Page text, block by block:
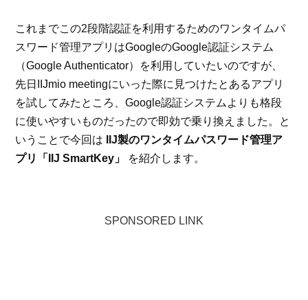
これまでこの2段階認証を利用するためのワンタイムパ
スワード管理アプリはGoogleのGoogle認証システム
（Google Authenticator）を利用していたいのですが、
先日IIJmio meetingにいった際に見つけたとあるアプリ
を試してみたところ、Google認証システムよりも格段
に使いやすいものだったので即効で乗り換えました。と
いうことで今回は
IIJ製のワンタイムパスワード管理ア
プリ「IIJ SmartKey」
を紹介します。
SPONSORED LINK